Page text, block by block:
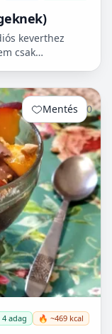
keverthez
csak
Mentés 0
adag 🔥 ~469 kcal